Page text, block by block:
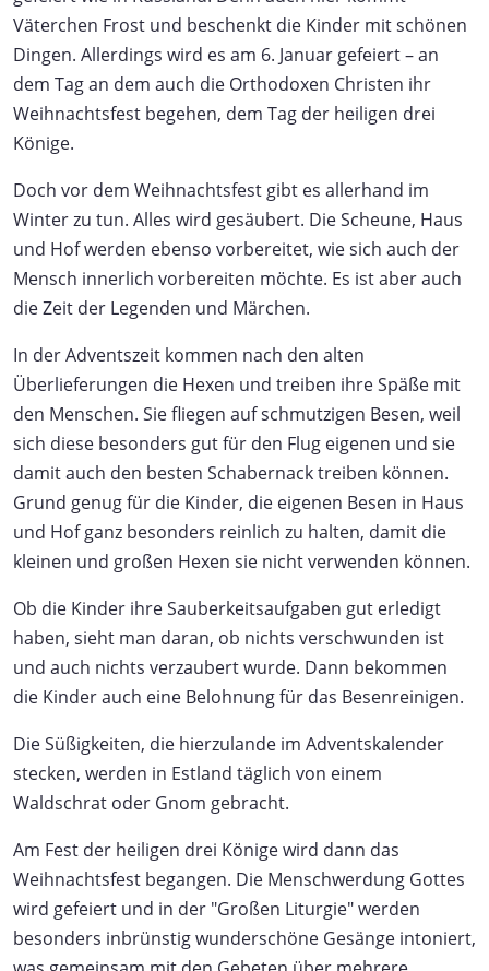
Väterchen Frost und beschenkt die Kinder mit schönen
Dingen. Allerdings wird es am 6. Januar gefeiert – an
dem Tag an dem auch die Orthodoxen Christen ihr
Weihnachtsfest begehen, dem Tag der heiligen drei
Könige.
Doch vor dem Weihnachtsfest gibt es allerhand im
Winter zu tun. Alles wird gesäubert. Die Scheune, Haus
und Hof werden ebenso vorbereitet, wie sich auch der
Mensch innerlich vorbereiten möchte. Es ist aber auch
die Zeit der Legenden und Märchen.
In der Adventszeit kommen nach den alten
Überlieferungen die Hexen und treiben ihre Späße mit
den Menschen. Sie fliegen auf schmutzigen Besen, weil
sich diese besonders gut für den Flug eigenen und sie
damit auch den besten Schabernack treiben können.
Grund genug für die Kinder, die eigenen Besen in Haus
und Hof ganz besonders reinlich zu halten, damit die
kleinen und großen Hexen sie nicht verwenden können.
Ob die Kinder ihre Sauberkeitsaufgaben gut erledigt
haben, sieht man daran, ob nichts verschwunden ist
und auch nichts verzaubert wurde. Dann bekommen
die Kinder auch eine Belohnung für das Besenreinigen.
Die Süßigkeiten, die hierzulande im Adventskalender
stecken, werden in Estland täglich von einem
Waldschrat oder Gnom gebracht.
Am Fest der heiligen drei Könige wird dann das
Weihnachtsfest begangen. Die Menschwerdung Gottes
wird gefeiert und in der "Großen Liturgie" werden
besonders inbrünstig wunderschöne Gesänge intoniert,